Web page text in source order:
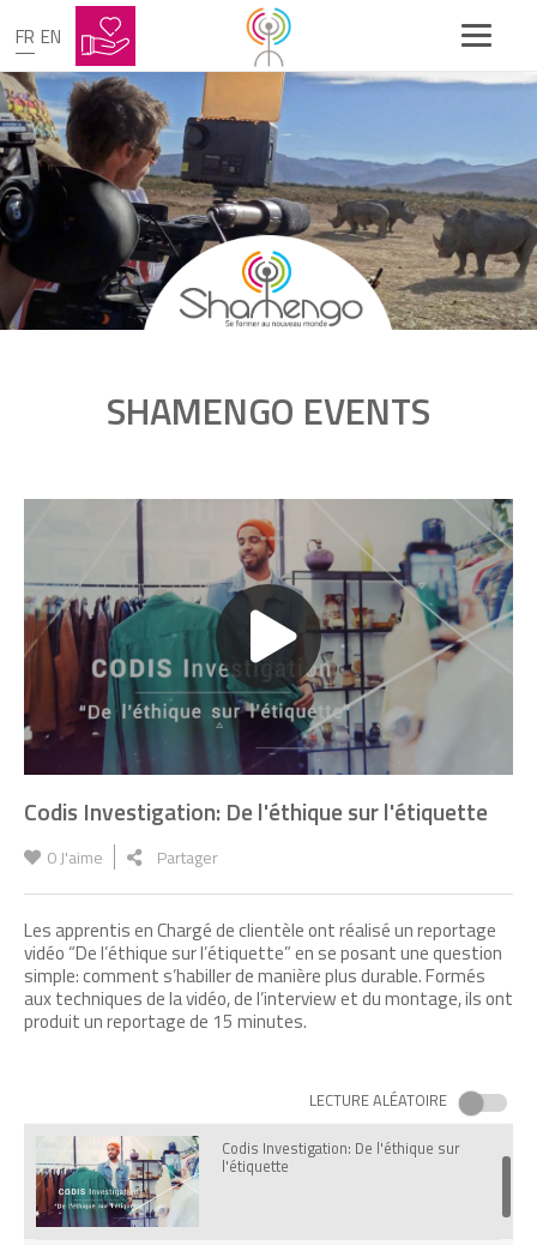
FR EN
SHAMENGO EVENTS
Codis Investigation: De l'éthique sur l'étiquette
0J'aime Partager
Les apprentis en Chargé de clientèle ont réalisé un reportage
vidéo “De l’éthique sur l’étiquette” en se posant une question
simple: comment s’habiller de manière plus durable. Formés
aux techniques de la vidéo, de l’interview et du montage, ils ont
produit un reportage de 15 minutes.
LECTURE ALÉATOIRE
Une dalle de chaux liège pour vos vieilles
bâtisses
Accompagnement COS CREPSE
Codis Investigation: De l'éthique sur
l'étiquette